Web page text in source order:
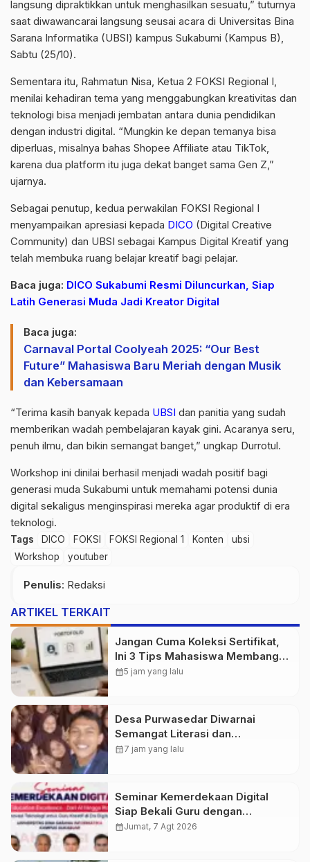
langsung dipraktikkan untuk menghasilkan sesuatu,” tuturnya
saat diwawancarai langsung seusai acara di Universitas Bina
Sarana Informatika (UBSI) kampus Sukabumi (Kampus B),
Sabtu (25/10).
Sementara itu, Rahmatun Nisa, Ketua 2 FOKSI Regional I,
menilai kehadiran tema yang menggabungkan kreativitas dan
teknologi bisa menjadi jembatan antara dunia pendidikan
dengan industri digital. “Mungkin ke depan temanya bisa
diperluas, misalnya bahas Shopee Affiliate atau TikTok,
karena dua platform itu juga dekat banget sama Gen Z,”
ujarnya.
Sebagai penutup, kedua perwakilan FOKSI Regional I
menyampaikan apresiasi kepada DICO (Digital Creative
Community) dan UBSI sebagai Kampus Digital Kreatif yang
telah membuka ruang belajar kreatif bagi pelajar.
Baca juga: DICO Sukabumi Resmi Diluncurkan, Siap
Latih Generasi Muda Jadi Kreator Digital
Baca juga:
Carnaval Portal Coolyeah 2025: “Our Best
Future” Mahasiswa Baru Meriah dengan Musik
dan Kebersamaan
“Terima kasih banyak kepada UBSI dan panitia yang sudah
memberikan wadah pembelajaran kayak gini. Acaranya seru,
penuh ilmu, dan bikin semangat banget,” ungkap Durrotul.
Workshop ini dinilai berhasil menjadi wadah positif bagi
generasi muda Sukabumi untuk memahami potensi dunia
digital sekaligus menginspirasi mereka agar produktif di era
teknologi.
Tags DICO FOKSI FOKSI Regional 1 Konten
ubsi
Workshop
youtuber
Penulis: Redaksi
ARTIKEL TERKAIT
Jangan Cuma Koleksi Sertifikat,
Ini 3 Tips Mahasiswa Membangun
Portofolio Karier yang Dilirik
calendar_month5 jam yang lalu
Desa Purwasedar Diwarnai
Semangat Literasi dan
Nasionalisme
calendar_month7 jam yang lalu
Seminar Kemerdekaan Digital
Siap Bekali Guru dengan
Wawasan AI hingga Robotika di
calendar_monthJumat, 7 Agt 2026